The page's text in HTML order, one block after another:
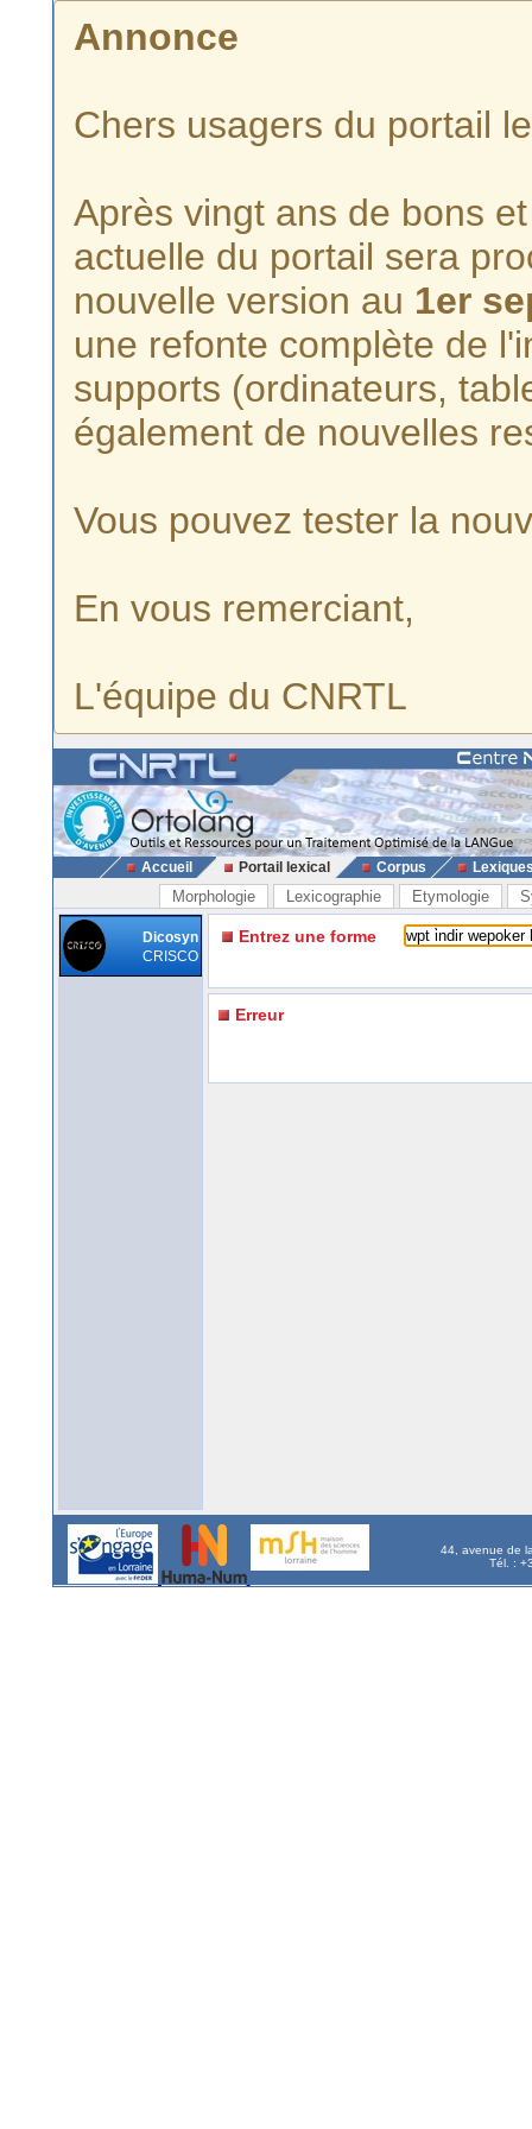
Annonce
Chers usagers du portail
Après vingt ans de bons
actuelle du portail sera
nouvelle version au 1er
une refonte complète de
supports (ordinateurs,
également de nouvelles
Vous pouvez tester la
En vous remerciant,
L'équipe du CNRTL
Accueil Portail lexical Corpus
Morphologie Lexicographie Etymologie
Dicosyn
CRISCO
Entrez une forme
Erreur
44, avenue de
Tél. :